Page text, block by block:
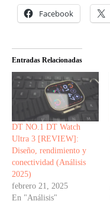
Facebook
Entradas Relacionadas
DT NO.1 DT Watch
Ultra 3 [REVIEW]:
Diseño, rendimiento y
conectividad (Análisis
2025)
febrero 21, 2025
En "Análisis"